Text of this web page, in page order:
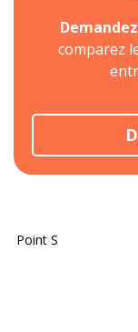
comparez
Point S